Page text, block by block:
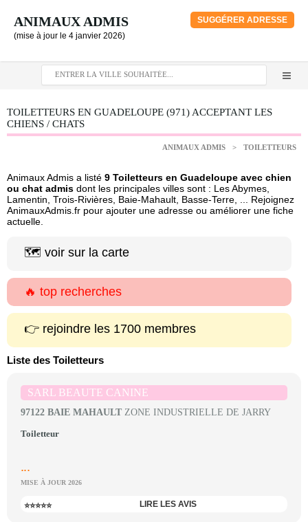
ANIMAUX ADMIS
(mise à jour le 4 janvier 2026)
SUGGÉRER ADRESSE
TOILETTEURS EN GUADELOUPE (971) ACCEPTANT LES
CHIENS / CHATS
ANIMAUX ADMIS > TOILETTEURS
Animaux Admis a listé 9 Toiletteurs en Guadeloupe avec chien
ou chat admis dont les principales villes sont : Les Abymes,
Lamentin, Trois-Rivières, Baie-Mahault, Basse-Terre, ... Rejoignez
AnimauxAdmis.fr pour ajouter une adresse ou améliorer une fiche
actuelle.
🗺️ voir sur la carte
🔥 top recherches
👉 rejoindre les 1700 membres
Liste des Toiletteurs
SARL BEAUTE CANINE
97122 BAIE MAHAULT ZONE INDUSTRIELLE DE JARRY
Toiletteur
...
MISE À JOUR 2026
⭐⭐⭐⭐⭐ LIRE LES AVIS